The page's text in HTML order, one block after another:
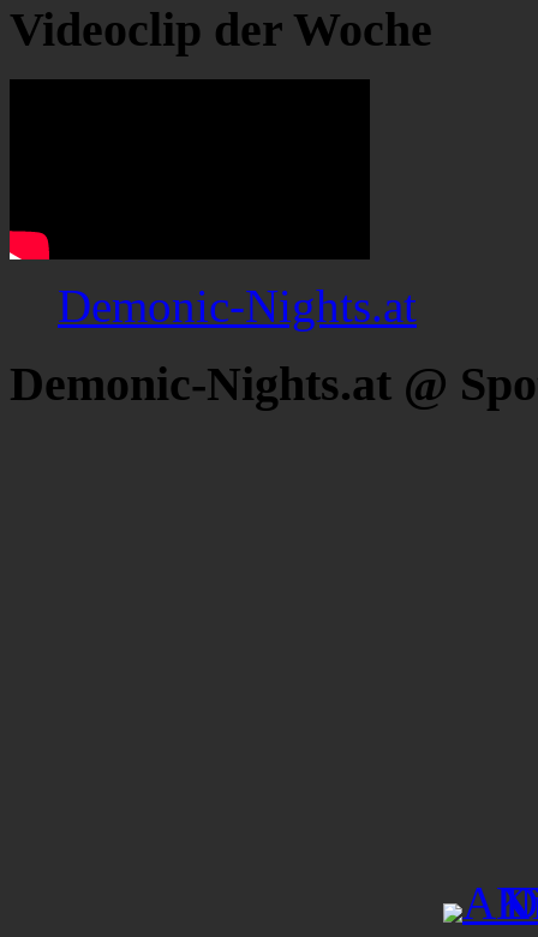
Videoclip der Woche
Demonic-Nights.at
Demonic-Nights.at @